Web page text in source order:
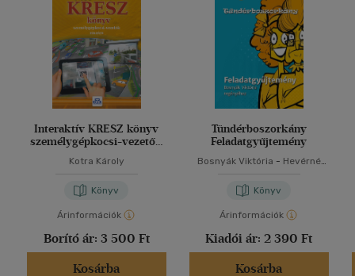
Interaktív KRESZ könyv
személygépkocsi-vezetők
Kotra Károly
Könyv
Árinformációk
Borító ár: 3 500 Ft
Kosárba
Tündérboszorkány
Feladatgyűjtemény
Bosnyák Viktória - Hevérné
Könyv
Árinformációk
Kiadói ár: 2 390 Ft
Kosárba